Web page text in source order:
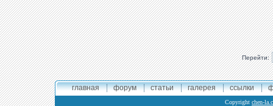
Перейти:
главная форум статьи галерея ссылки
Copyright chen-